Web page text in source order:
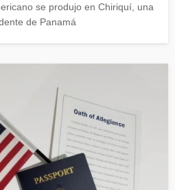
se produjo en Chiriquí, una
de Panamá